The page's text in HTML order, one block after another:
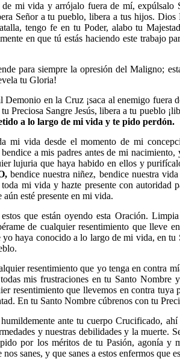
de mi vida y arrójalo fuera de mí, expúlsalo
Señor a tu pueblo, libera a tus hijos.
tengo fe en tu Poder, alabo tu
en que tú estás haciendo este trabajo
para siempre la opresión del Maligno;
tu Gloria!
Demonio en la Cruz ¡saca al enemigo
Preciosa Sangre Jesús, libera a tu pueblo
a lo largo de mi vida y te pido perdón.
mi vida desde el momento de mi
a mis padres antes de mi
lujuria que haya habido en ellos y
bendice nuestra niñez, bendice nuestra
mi vida y hazte presente con autoridad
esté presente en mi vida.
que están oyendo esta Oración.
de cualquier resentimiento que lleve
yo haya conocido a lo largo de mi vida, en
resentimiento que yo tenga en contra
mis frustraciones en tu Santo
resentimiento que llevemos en contra
En tu Santo Nombre cúbrenos con tu
ante tu cuerpo Crucificado,
y nuestras debilidades y la muerte.
por los méritos de tu Pasión, agonía y
sanes, y que sanes a estos enfermos que